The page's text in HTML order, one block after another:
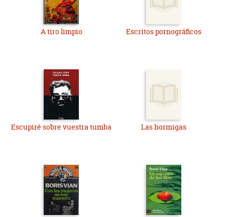
A tiro limpio Escritos pornográficos
Escupiré sobre vuestra tumba Las hormigas